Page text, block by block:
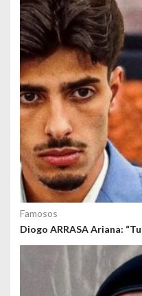
o
s
Famosos
Diogo ARRASA Ariana: